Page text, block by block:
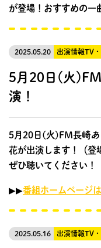
が登場！おすすめの一
2025.05.20 出演情報TV
5月20日(火
演！
5月20日(火)FM長崎
花が出演します！（登
ぜひ聴いてください！
▶︎▶︎番組ホームページ
2025.05.16 出演情報TV